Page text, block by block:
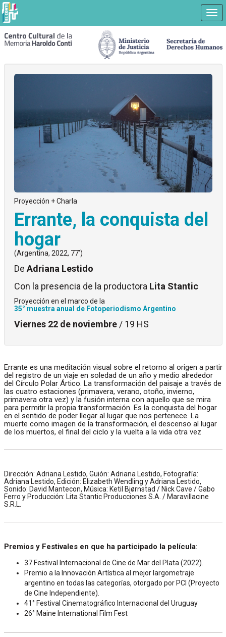
Proyección + Charla
Errante, la conquista del
hogar
(Argentina, 2022, 77’)
De Adriana Lestido
Con la presencia de la productora Lita Stantic
Proyección en el marco de la
35° muestra anual de Fotoperiodismo Argentino
Viernes 22 de noviembre / 19 HS
Errante es una meditación visual sobre el retorno al origen a partir
del registro de un viaje en soledad de un año y medio alrededor
del Círculo Polar Ártico. La transformación del paisaje a través de
las cuatro estaciones (primavera, verano, otoño, invierno,
primavera otra vez) y la fusión interna con aquello que se mira
para permitir la propia transformación. Es la conquista del hogar
en el sentido de poder llegar al lugar que nos pertenece. La
muerte como imagen de la transformación, el descenso al lugar
de los muertos, el final del ciclo y la vuelta a la vida otra vez
Dirección: Adriana Lestido, Guión: Adriana Lestido, Fotografía:
Adriana Lestido, Edición: Elizabeth Wendling y Adriana Lestido,
Sonido: David Mantecon, Música: Ketil Bjørnstad / Nick Cave / Gabo
Ferro y Producción: Lita Stantic Producciones S.A. / Maravillacine
S.R.L.
Premios y Festivales en que ha participado la película:
37 Festival Internacional de Cine de Mar del Plata (2022).
Premio a la Innovación Artística al mejor largometraje
argentino en todas las categorías, otorgado por PCI (Proyecto
de Cine Independiente).
41° Festival Cinematográfico Internacional del Uruguay
26° Maine International Film Fest